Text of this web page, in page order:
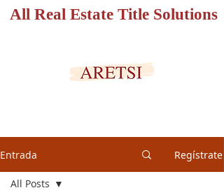
All Real Estate Title Solutions
Entrada Regístrate
All Posts